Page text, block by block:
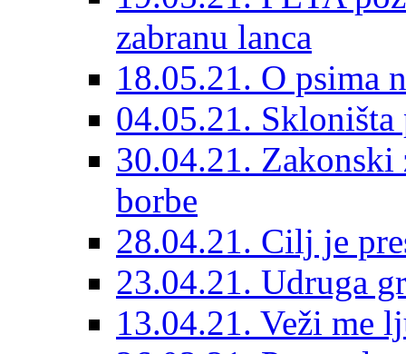
zabranu lanca
18.05.21. O psima
04.05.21.
30.04.21. Zakonski
borbe
28.04.21. Cilj je
23.04.21. Udruga
13.04.21. Veži me